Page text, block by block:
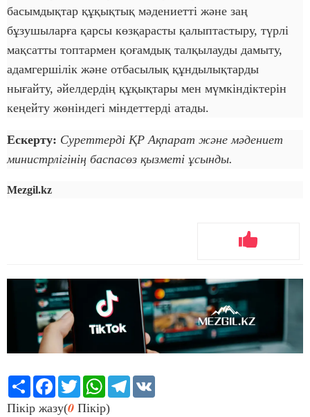
басымдықтар құқықтық мәдениетті және заң
бұзушыларға қарсы көзқарасты қалыптастыру, түрлі
мақсатты топтармен қоғамдық талқылауды дамыту,
адамгершілік және отбасылық құндылықтарды
нығайту, әйелдердің құқықтары мен мүмкіндіктерін
кеңейту жөніндегі міндеттерді атады.
Ескерту: Суреттерді ҚР Ақпарат және мәдениет
министрлігінің баспасөз қызметі ұсынды.
Mezgil.kz
Share Facebook
TwitterWhatsApp
Telegram
Пікір жазу(0 Пікір)